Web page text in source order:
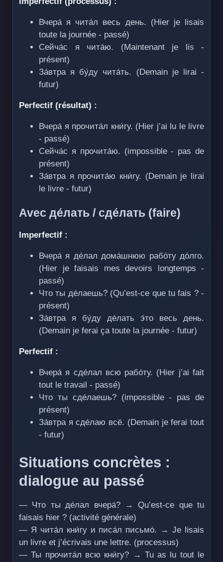
Вчера́ я чита́л весь день. (Hier je lisais
toute la journée - passé)
Сейча́с я чита́ю. (Maintenant je lis -
présent)
За́втра я бу́ду чита́ть. (Demain je lirai -
futur)
Perfectif (résultat) :
Вчера́ я прочита́л кни́гу. (Hier j’ai lu le livre
- passé)
Сейча́с я прочита́ю. (impossible - pas de
présent)
За́втра я прочита́ю кни́гу. (Demain je lirai
le livre - futur)
Avec де́лать / сде́лать (faire)
Imperfectif :
Вчера́ я де́лал дома́шнюю рабо́ту до́лго.
(Hier je faisais mes devoirs longtemps -
passé)
Что ты де́лаешь? (Qu’est-ce que tu fais ? -
présent)
За́втра я бу́ду де́лать э́то весь день.
(Demain je ferai ça toute la journée - futur)
Perfectif :
Вчера́ я сде́лал всю рабо́ту. (Hier j’ai fait
tout le travail - passé)
Что ты сде́лаешь? (impossible - pas de
présent)
За́втра я сде́лаю всё. (Demain je ferai tout
- futur)
Situations concrètes :
dialogue au passé
— Что ты де́лал вчера́? → Qu’est-ce que tu
faisais hier ? (activité générale)
— Я чита́л кни́гу и писа́л письмо́. → Je lisais
un livre et j’écrivais une lettre. (processus)
— Ты прочита́л всю кни́гу? → Tu as lu tout le